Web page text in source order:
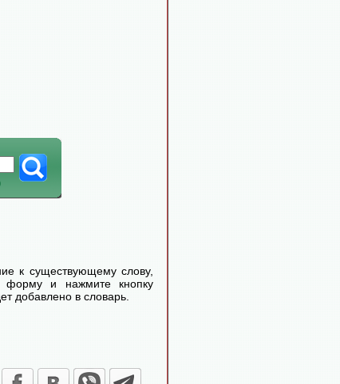
к существующему слову,
форму и нажмите кнопку
добавлено в словарь.